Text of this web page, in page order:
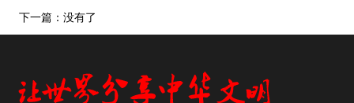
下一篇： 没有了